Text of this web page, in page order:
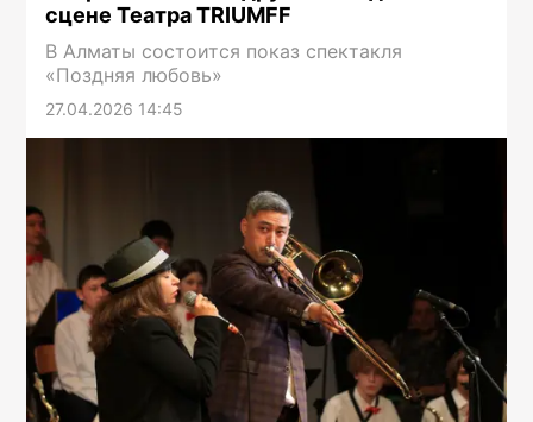
сцене Театра TRIUMFF
В Алматы состоится показ спектакля
«Поздняя любовь»
27.04.2026 14:45